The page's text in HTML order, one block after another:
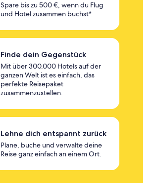
Spare bis zu 500 €, wenn du Flug
und Hotel zusammen buchst*
Finde dein Gegenstück
Mit über 300.000 Hotels auf der
ganzen Welt ist es einfach, das
perfekte Reisepaket
zusammenzustellen.
Lehne dich entspannt zurück
Plane, buche und verwalte deine
Reise ganz einfach an einem Ort.